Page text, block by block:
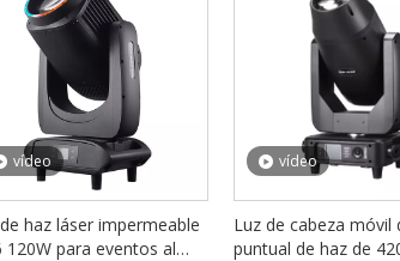
vídeo
haz láser impermeable
120W para eventos al
vídeo
Luz de cabeza móvil
puntual de haz de